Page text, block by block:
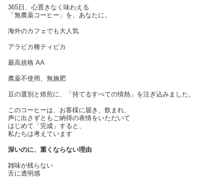
365日、心置きなく味わえる
「無農薬コーヒー」を、あなたに。
海外のカフェでも大人気
アラビカ種ティピカ
最高規格 AA
農薬不使用、無施肥
豆の選別と焙煎に、「持てるすべての情熱」を注ぎ込みました。
このコーヒーは、お客様に届き、飲まれ、
声に出さずともご納得の表情をいただいて
はじめて「完成」すると、
私たちは考えています
深いのに、重くならない理由
雑味が残らない
舌に透明感